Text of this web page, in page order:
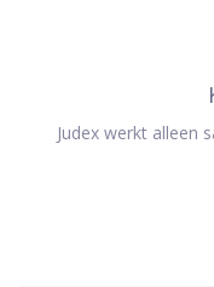
Judex werkt alleen